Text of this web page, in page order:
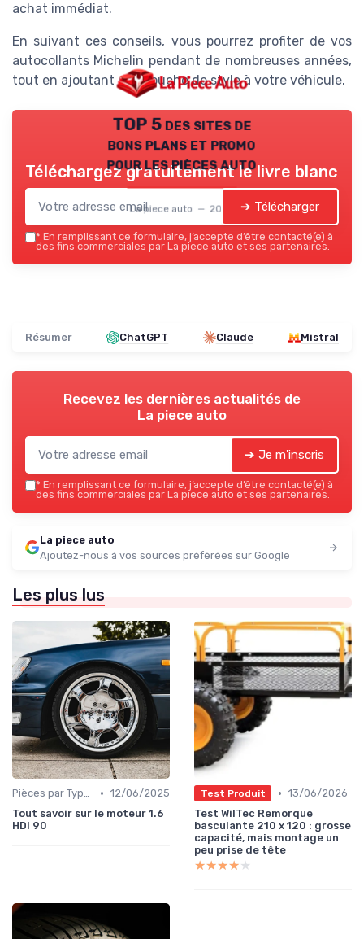
achat immédiat.
En suivant ces conseils, vous pourrez profiter de vos
autocollants Michelin pendant de nombreuses années,
tout en ajoutant une touche de style à votre véhicule.
TOP 5 des sites de
bons plans et promo
pour les pièces auto
La piece auto — 2026
Téléchargez gratuitement le livre blanc
➔ Télécharger
* En remplissant ce formulaire, j’accepte d’être contacté(e) à
des fins commerciales par La piece auto et ses partenaires.
Résumer ChatGPT Claude Mistral
Recevez les dernières actualités de
La piece auto
➔ Je m'inscris
* En remplissant ce formulaire, j’accepte d’être contacté(e) à
des fins commerciales par La piece auto et ses partenaires.
La piece auto
Ajoutez-nous à vos sources préférées sur Google
Les plus lus
Pièces par Type (Freins, Moteur, etc.) • 12/06/2025
Tout savoir sur le moteur 1.6
HDi 90
Test Produit • 13/06/2026
Test WilTec Remorque
basculante 210 x 120 : grosse
capacité, mais montage un
peu prise de tête
★★★★★
★★★★★